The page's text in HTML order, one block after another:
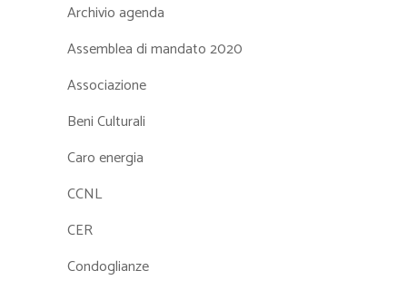
Archivio agenda
Assemblea di mandato 2020
Associazione
Beni Culturali
Caro energia
CCNL
CER
Condoglianze